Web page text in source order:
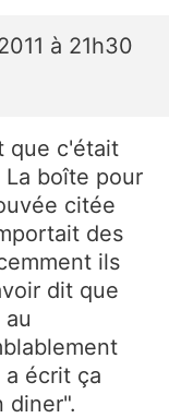
à 21h30
que c'était
La boîte pour
citée
des
ils
dit que
écrit ça
diner".